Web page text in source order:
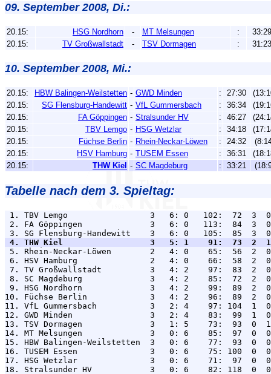
09. September 2008, Di.:
20.15: HSG Nordhorn - MT Melsungen :
33:29
20.15:
TV Großwallstadt - TSV Dormagen : 31:23
10. September 2008, Mi.:
20.15: HBW Balingen-Weilstetten - GWD Minden : 27:30
20.15:
SG Flensburg-Handewitt - VfL Gummersbach : 36:34
20.15:
FA Göppingen - Stralsunder HV : 46:27
20.15:
TBV Lemgo - HSG Wetzlar : 34:18
20.15:
Füchse Berlin - Rhein-Neckar-Löwen : 24:32
20.15:
HSV Hamburg - TUSEM Essen : 36:31
20.15:
THW Kiel - SC Magdeburg : 33:21
Tabelle nach dem 3. Spieltag:
1. TBV Lemgo                 3   6: 0   102:  72  3
2. FA Göppingen              3   6: 0   113:  84  3
4. THW Kiel                  3   5: 1    91:  73  2
5. Rhein-Neckar-Löwen        2   4: 0    65:  56  2
6. HSV Hamburg               2   4: 0    66:  58  2
7. TV Großwallstadt          3   4: 2    97:  83  2
8. SC Magdeburg              3   4: 2    85:  72  2
9. HSG Nordhorn              3   4: 2    99:  89  2
10. Füchse Berlin             3   4: 2    96:  89  2
11. VfL Gummersbach           3   2: 4    97: 104  1
12. GWD Minden                3   2: 4    83:  99  1
13. TSV Dormagen              3   1: 5    73:  93  0
14. MT Melsungen              3   0: 6    85:  97  0
15. HBW Balingen-Weilstetten  3   0: 6    77:  93  0
16. TUSEM Essen               3   0: 6    75: 100  0
17. HSG Wetzlar               3   0: 6    71:  97  0